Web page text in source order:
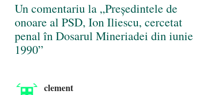
Un comentariu la „Președintele de
onoare al PSD, Ion Iliescu, cercetat
penal în Dosarul Mineriadei din iunie
1990”
clement